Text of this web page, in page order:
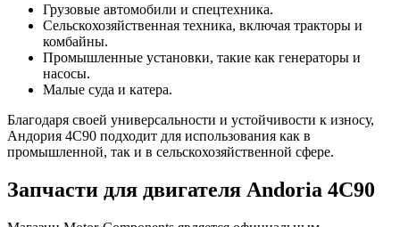
Грузовые автомобили и спецтехника.
Сельскохозяйственная техника, включая тракторы и
комбайны.
Промышленные установки, такие как генераторы и
насосы.
Малые суда и катера.
Благодаря своей универсальности и устойчивости к износу,
Андория 4C90 подходит для использования как в
промышленной, так и в сельскохозяйственной сфере.
Запчасти для двигателя Andoria 4C90